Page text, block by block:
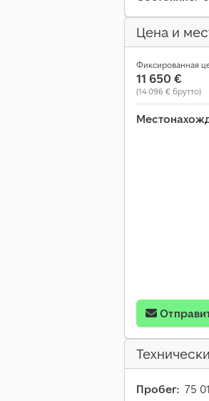
Цена и
Фиксированная
11 650 €
(14 096 € брутто)
Пробег: 75